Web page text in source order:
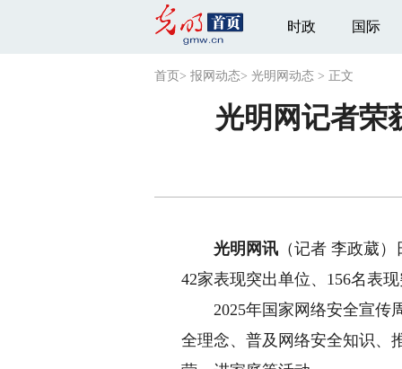
时政 国际
首页 > 报网动态> 光明网动态 > 正文
光明网记者荣
光明网讯 （记者 李政葳
42家表现突出单位、156名表
2025年国家网络安全宣传周
全理念、普及网络安全知识、